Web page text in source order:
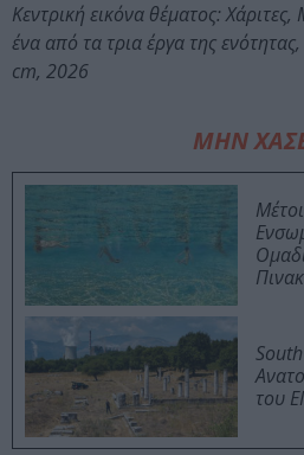
Κεντρική εικόνα θέματος:
ένα από τα τρια έργα της
cm, 2026
ΜΗΝ
του